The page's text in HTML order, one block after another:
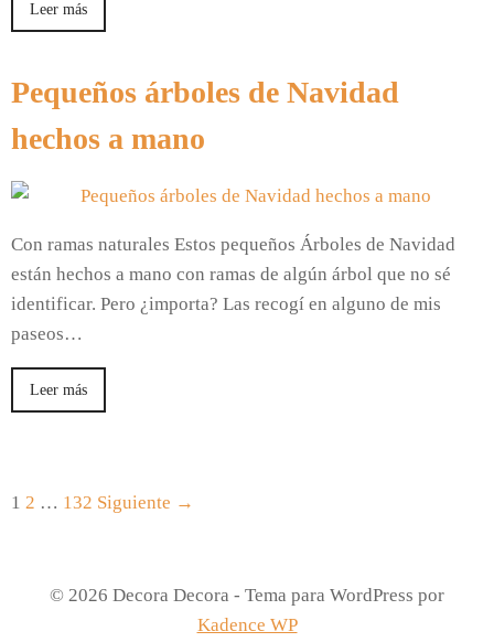
Leer más
Pequeños árboles de Navidad
hechos a mano
Con ramas naturales Estos pequeños Árboles de Navidad
están hechos a mano con ramas de algún árbol que no sé
identificar. Pero ¿importa? Las recogí en alguno de mis
paseos…
Leer más
1 2 … 132 Siguiente →
© 2026 Decora Decora - Tema para WordPress por
Kadence WP